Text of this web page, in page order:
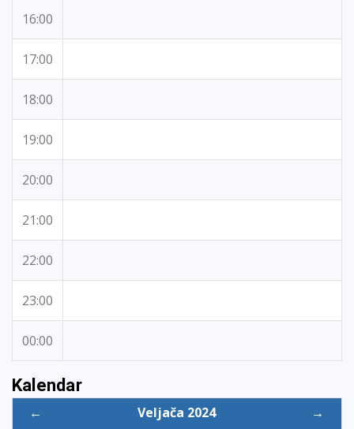
16:00
17:00
18:00
19:00
20:00
21:00
22:00
23:00
00:00
Kalendar
← Veljača 2024
→